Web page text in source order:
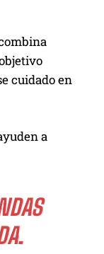
cuidado en
a